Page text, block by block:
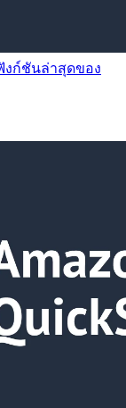
งก์ชันล่าสุดของ